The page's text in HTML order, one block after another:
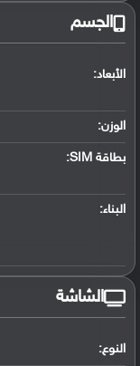
الجسم
الأبعاد:
الوزن:
بطاقة SIM:
البناء:
الشاشة
النوع: